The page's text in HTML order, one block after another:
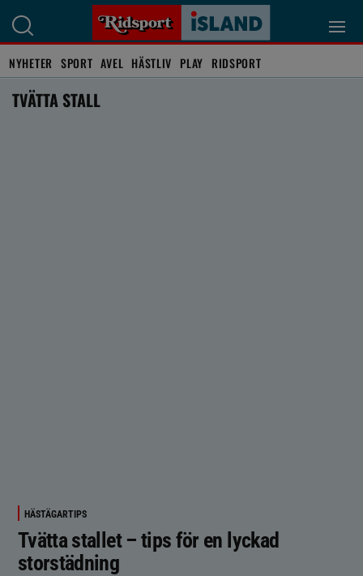
NYHETER SPORT AVEL HÄSTLIV PLAY RIDSPORT
TVÄTTA STALL
HÄSTÄGARTIPS
Tvätta stallet – tips för en lyckad
storstädning